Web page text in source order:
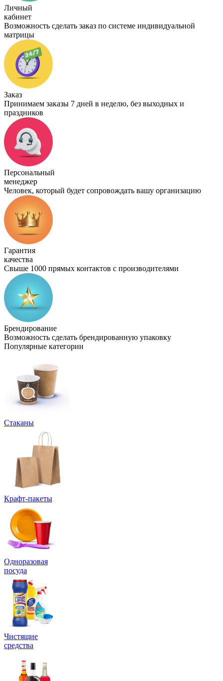
Личный
кабинет
Возможность сделать заказ по системе индивидуальной
матрицы
Заказ
Принимаем заказы 7 дней в неделю, без выходных и
праздников
Персональный
менеджер
Человек, который будет сопровождать вашу организацию
Гарантия
качества
Свыше 1000 прямых контактов с производителями
Брендирование
Возможность сделать брендированную упаковку
Популярные категории
Стаканы
Крафт-пакеты
Одноразовая
посуда
Чистящие
средства